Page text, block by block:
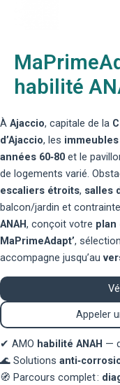
habilité
À Ajaccio, capitale de la
d’Ajaccio, les
années 60‑80 et le
de logements varié.
escaliers étroits, salles
balcon/jardin et
ANAH, conçoit votre plan
MaPrimeAdapt’,
accompagne jusqu’au
Appeler
✔ AMO habilité ANAH —
🌊 Solutions
🧭 Parcours complet :